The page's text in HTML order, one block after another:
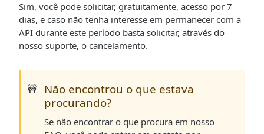
Sim, você pode solicitar, gratuitamente, acesso por 7
dias, e caso não tenha interesse em permanecer com a
API durante este período basta solicitar, através do
nosso suporte, o cancelamento.
🚧
Não encontrou o que estava
procurando?
Se não encontrar o que procura em nosso